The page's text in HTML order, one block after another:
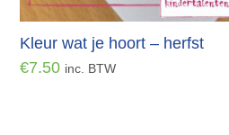
Kleur wat je hoort – herfst
€7.50 inc. BTW